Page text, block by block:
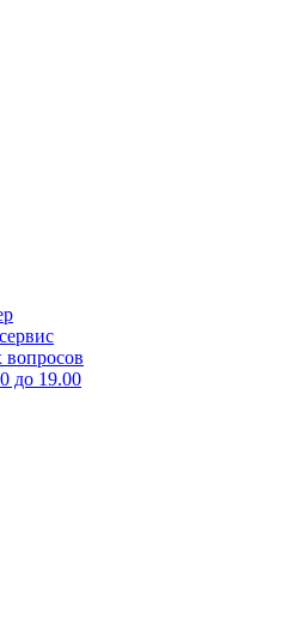
вопросов
до 19.00